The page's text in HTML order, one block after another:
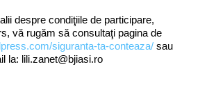
despre condiţiile de participare,
vă rugăm să consultaţi pagina de
siguranta-ta-conteaza/ sau
la: lili.zanet@bjiasi.ro